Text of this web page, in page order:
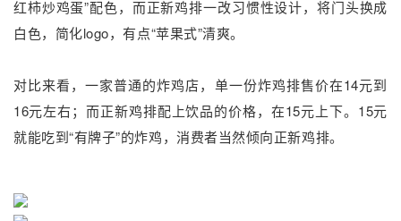
红柿炒鸡蛋”配色，而正新鸡排一改习惯性设计，将门头换成
白色，简化logo，有点“苹果式”清爽。
对比来看，一家普通的炸鸡店，单一份炸鸡排售价在14元到
16元左右；而正新鸡排配上饮品的价格，在15元上下。15元
就能吃到“有牌子”的炸鸡，消费者当然倾向正新鸡排。